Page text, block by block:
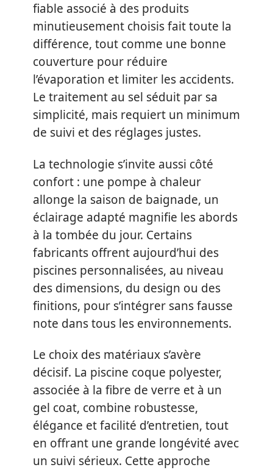
fiable associé à des produits
minutieusement choisis fait toute la
différence, tout comme une bonne
couverture pour réduire
l’évaporation et limiter les accidents.
Le traitement au sel séduit par sa
simplicité, mais requiert un minimum
de suivi et des réglages justes.
La technologie s’invite aussi côté
confort : une pompe à chaleur
allonge la saison de baignade, un
éclairage adapté magnifie les abords
à la tombée du jour. Certains
fabricants offrent aujourd’hui des
piscines personnalisées, au niveau
des dimensions, du design ou des
finitions, pour s’intégrer sans fausse
note dans tous les environnements.
Le choix des matériaux s’avère
décisif. La piscine coque polyester,
associée à la fibre de verre et à un
gel coat, combine robustesse,
élégance et facilité d’entretien, tout
en offrant une grande longévité avec
un suivi sérieux. Cette approche